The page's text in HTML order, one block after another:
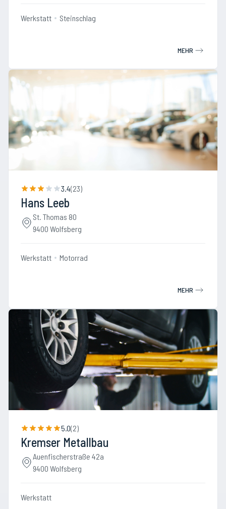
Werkstatt Steinschlag
MEHR
3.4(23)
Hans Leeb
St. Thomas 80
9400 Wolfsberg
Werkstatt Motorrad
MEHR
5.0(2)
Kremser Metallbau
Auenfischerstraße 42a
9400 Wolfsberg
Werkstatt